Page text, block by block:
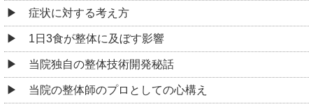
症状に対する考え方
1日3食が整体に及ぼす影響
当院独自の整体技術開発秘話
当院の整体師のプロとしての心構え